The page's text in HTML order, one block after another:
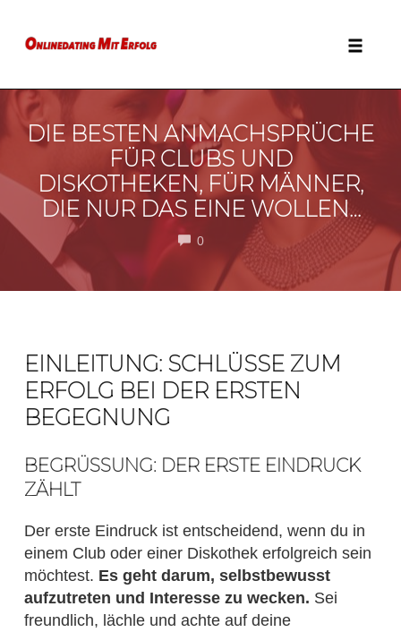
Inhalt
springen
DIE BESTEN ANMACHSPRÜCHE
FÜR CLUBS UND
DISKOTHEKEN, FÜR MÄNNER,
DIE NUR DAS EINE WOLLEN…
0COMMENTS
EINLEITUNG: SCHLÜSSE ZUM
ERFOLG BEI DER ERSTEN
BEGEGNUNG
BEGRÜSSUNG: DER ERSTE EINDRUCK Z
ÄHLT
Der erste Eindruck ist entscheidend, wenn du in
einem Club oder einer Diskothek erfolgreich sein
möchtest. Es geht darum, selbstbewusst
aufzutreten und Interesse zu wecken. Sei
freundlich, lächle und achte auf deine